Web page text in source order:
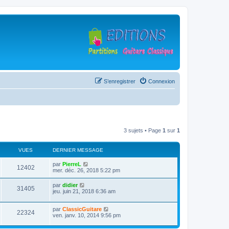
Connexion
S’enregistrer
3 sujets • Page 1 sur 1
VUES DERNIER MESSAGE
12402V
u
D
e
i
e
e
s
s
par PierreL
mer. déc. 26, 2018 5:22 pm
31405V
u
e
D
e
n
i
e
m
par didier
jeu. juin 21, 2018 6:36 am
22324V
u
D
e
n
par ClassicGuitare
ven. janv. 10, 2014 9:56 pm